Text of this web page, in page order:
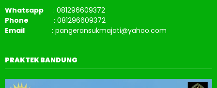
Whatsapp : 081296609372
Phone : 081296609372
Email : pangeransukmajati@yahoo.com
PRAKTEK BANDUNG